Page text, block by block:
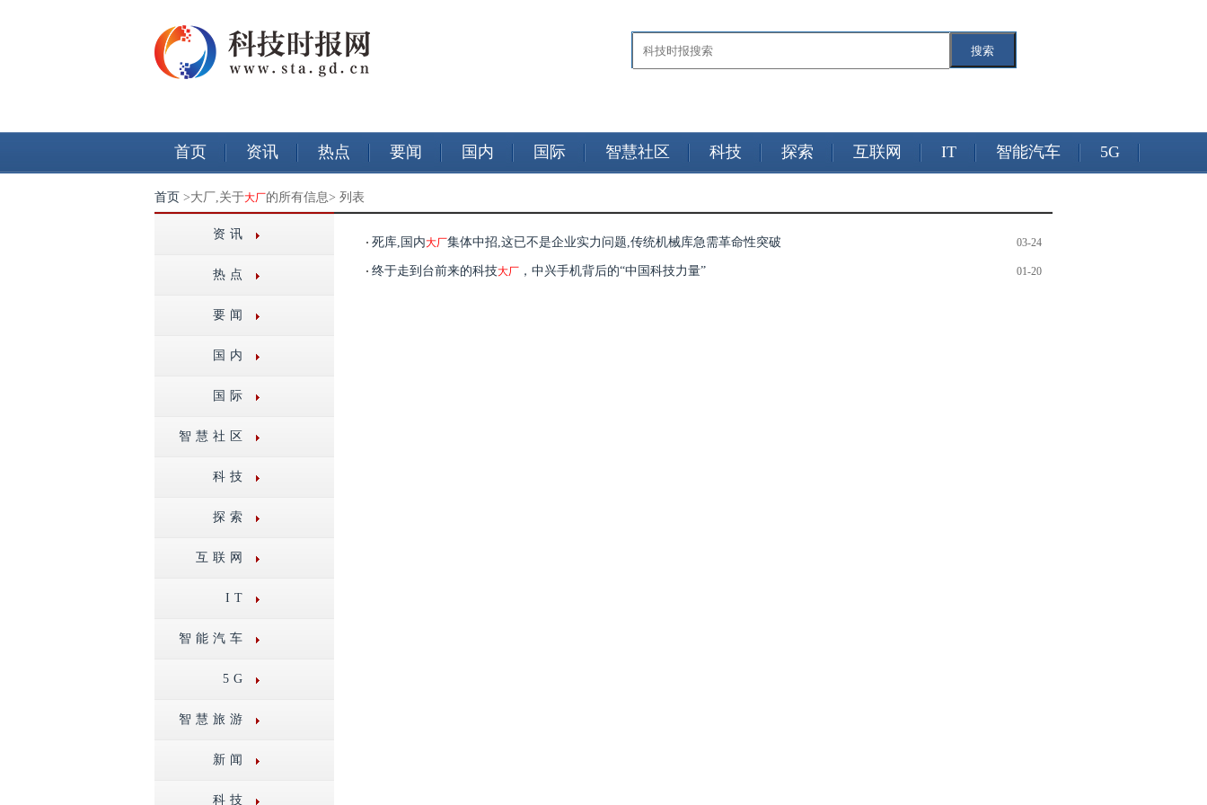
搜索
首页 资讯 热点 要闻 国内 国际 智慧社区 科技 探索 互联网 IT 智能汽车 5G
首页 >大厂,关于大厂的所有信息> 列表
资讯
热点
要闻
国内
国际
智慧社区
科技
探索
互联网
IT
智能汽车
5G
智慧旅游
新闻
科技
03-24
死库,国内大厂集体中招,这已不是企业实力问题,传统机械库急需革命性突破
01-20
终于走到台前来的科技大厂 ，中兴手机背后的“中国科技力量”